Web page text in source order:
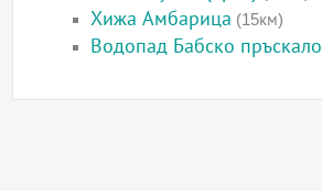
Хижа Амбарица (15км)
Водопад Бабско пръскало